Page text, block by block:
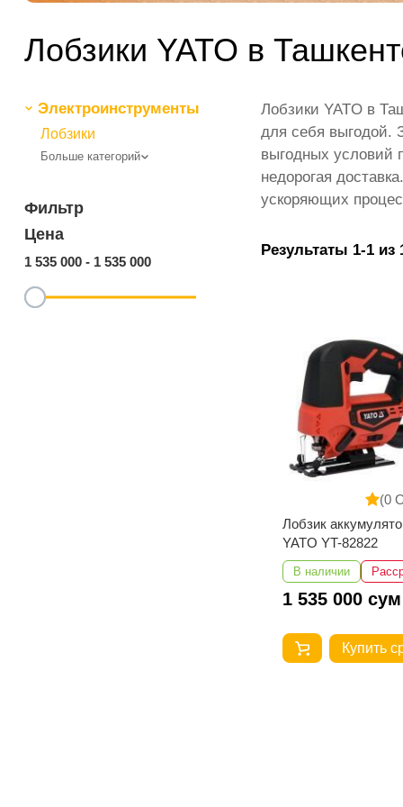
Лобзики YATO в
Электроинструменты
Лобзики
Больше категорий
Фильтр
Цена
1 535 000 - 1 535 000
Лобзики YATO в
для себя выгодой.
выгодных условий
недорогая
ускоряющих
Результаты 1-1 из
(0
Лобзик
YATO YT-82822
В наличии
1 535 000 сум
Купить